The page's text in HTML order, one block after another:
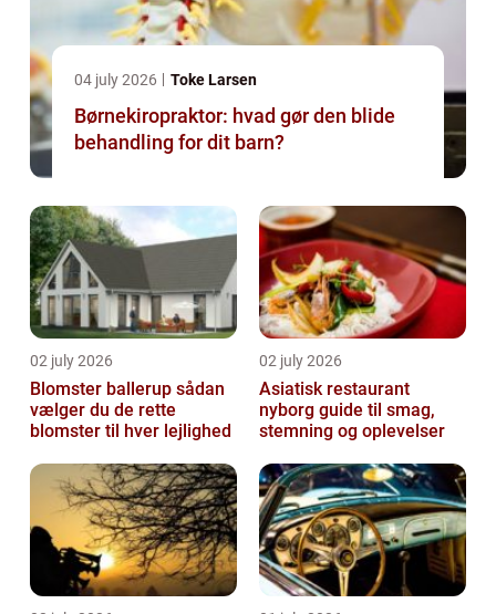
04 july 2026 Toke Larsen
Børnekiropraktor: hvad gør den blide
behandling for dit barn?
02 july 2026
Blomster ballerup sådan
vælger du de rette
blomster til hver lejlighed
02 july 2026
Asiatisk restaurant
nyborg guide til smag,
stemning og oplevelser